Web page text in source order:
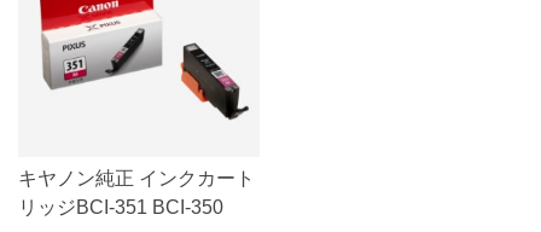
キヤノン純正 インクカート
リッジBCI-351 BCI-350